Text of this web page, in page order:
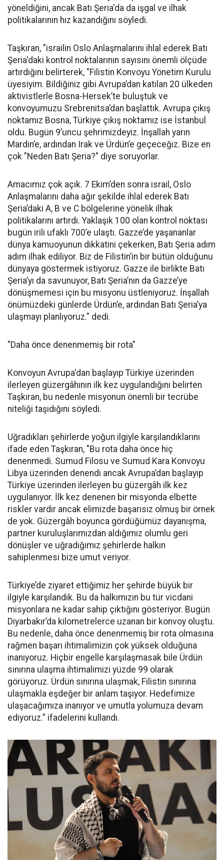
yöneldiğini, ancak Batı Şeria'da da işgal ve ilhak
politikalarının hız kazandığını söyledi.
Taşkıran, "israilin Oslo Anlaşmalarını ihlal ederek Batı
Şeria'daki kontrol noktalarının sayısını önemli ölçüde
artırdığını belirterek, "Filistin Konvoyu Yönetim Kurulu
üyesiyim. Bildiğiniz gibi Avrupa’dan katılan 20 ülkeden
aktivistlerle Bosna-Hersek’te buluştuk ve
konvoyumuzu Srebrenitsa’dan başlattık. Avrupa çıkış
noktamız Bosna, Türkiye çıkış noktamız ise İstanbul
oldu. Bugün 9’uncu şehrimizdeyiz. İnşallah yarın
Mardin’e, ardından Irak ve Ürdün’e geçeceğiz. Bize en
çok "Neden Batı Şeria?" diye soruyorlar.
Amacımız çok açık. 7 Ekim’den sonra israil, Oslo
Anlaşmalarını daha ağır şekilde ihlal ederek Batı
Şeria’daki A, B ve C bölgelerine yönelik ilhak
politikalarını artırdı. Yaklaşık 100 olan kontrol noktası
bugün irili ufaklı 700’e ulaştı. Gazze’de yaşananlar
dünya kamuoyunun dikkatini çekerken, Batı Şeria adım
adım ilhak ediliyor. Biz de Filistin’in bir bütün olduğunu
dünyaya göstermek istiyoruz. Gazze ile birlikte Batı
Şeria’yı da savunuyor, Batı Şeria’nın da Gazze’ye
dönüşmemesi için bu misyonu üstleniyoruz. İnşallah
önümüzdeki günlerde Ürdün’e, ardından Batı Şeria’ya
ulaşmayı planlıyoruz." dedi.
"Daha önce denenmemiş bir rota"
Konvoyun Avrupa'dan başlayıp Türkiye üzerinden
ilerleyen güzergâhının ilk kez uygulandığını belirten
Taşkıran, bu nedenle misyonun önemli bir tecrübe
niteliği taşıdığını söyledi.
Uğradıkları şehirlerde yoğun ilgiyle karşılandıklarını
ifade eden Taşkıran, "Bu rota daha önce hiç
denenmedi. Sumud Filosu ve Sumud Kara Konvoyu
Libya üzerinden denendi ancak Avrupa’dan başlayıp
Türkiye üzerinden ilerleyen bu güzergâh ilk kez
uygulanıyor. İlk kez denenen bir misyonda elbette
riskler vardır ancak elimizde başarısız olmuş bir örnek
de yok. Güzergâh boyunca gördüğümüz dayanışma,
partner kuruluşlarımızdan aldığımız olumlu geri
dönüşler ve uğradığımız şehirlerde halkın
sahiplenmesi bize umut veriyor.
Türkiye’de ziyaret ettiğimiz her şehirde büyük bir
ilgiyle karşılandık. Bu da halkımızın bu tür vicdani
misyonlara ne kadar sahip çıktığını gösteriyor. Bugün
Diyarbakır’da kilometrelerce uzanan bir konvoy oluştu.
Bu nedenle, daha önce denenmemiş bir rota olmasına
rağmen başarı ihtimalimizin çok yüksek olduğuna
inanıyoruz. Hiçbir engelle karşılaşmasak bile Ürdün
sınırına ulaşma ihtimalimizi yüzde 99 olarak
görüyoruz. Ürdün sınırına ulaşmak, Filistin sınırına
ulaşmakla eşdeğer bir anlam taşıyor. Hedefimize
ulaşacağımıza inanıyor ve umutla yolumuza devam
ediyoruz." ifadelerini kullandı.